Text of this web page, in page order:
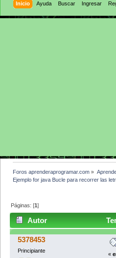
Inicio Ayuda Buscar Ingresar
Foros aprenderaprogramar.com »
Ejemplo for java Bucle para recorrer las
Páginas: [1]
Autor
CU00658B (Leído 35512
5378453
Principiante
«